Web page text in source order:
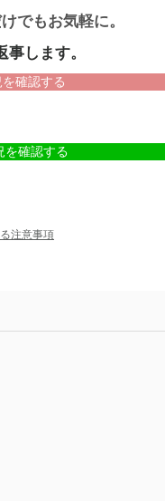
でもお気軽に。
事します。
確認する
確認する
注意事項